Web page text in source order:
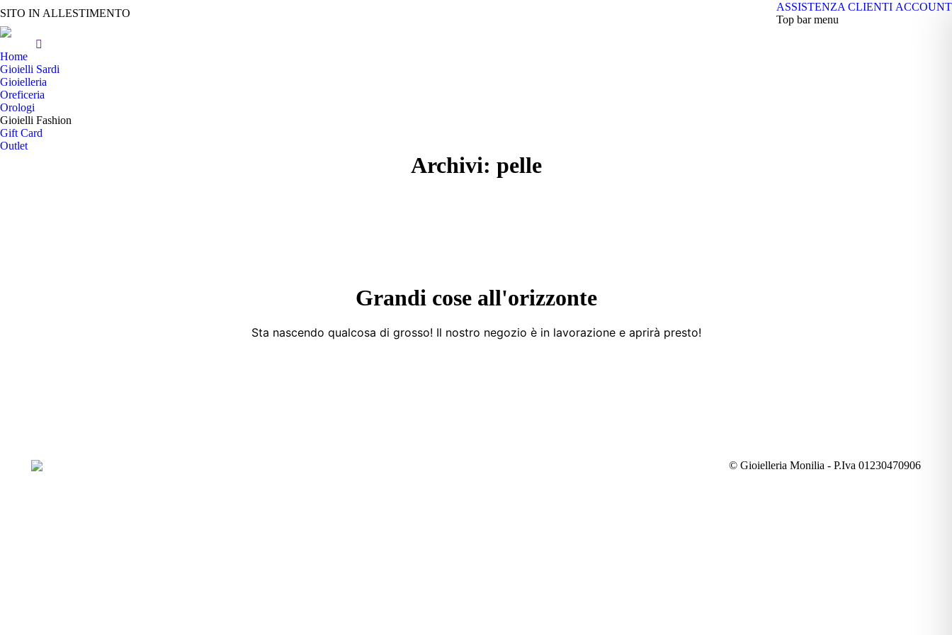
SITO IN ALLESTIMENTO ASSISTENZA CLIENTI ACCOUNT
Top bar menu
Home
Gioielli Sardi
Gioielleria
Oreficeria
Orologi
Gioielli Fashion
Gift Card
Outlet
Archivi: pelle
Grandi cose all'orizzonte
Sta nascendo qualcosa di grosso! Il nostro negozio è in lavorazione e aprirà presto!
© Gioielleria Monilia - P.Iva 01230470906